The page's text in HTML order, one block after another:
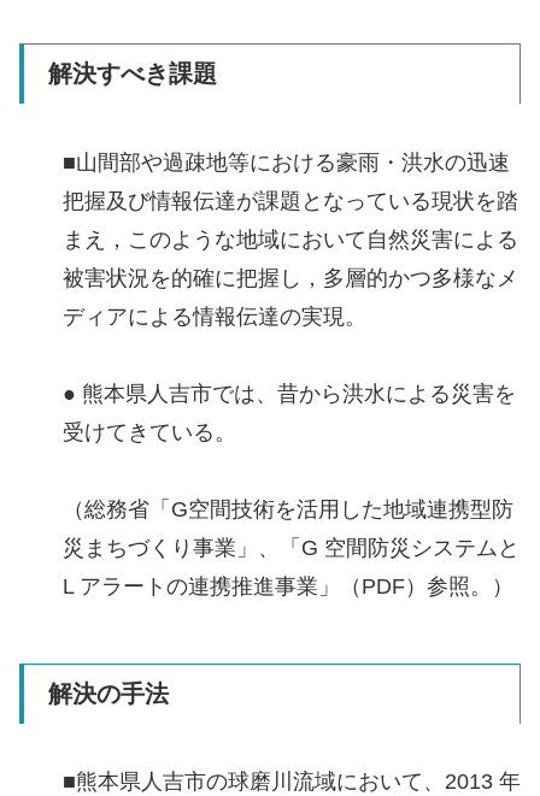
解決すべき課題
■山間部や過疎地等における豪雨・洪水の迅速
把握及び情報伝達が課題となっている現状を踏
まえ，このような地域において自然災害による
被害状況を的確に把握し，多層的かつ多様なメ
ディアによる情報伝達の実現。
● 熊本県人吉市では、昔から洪水による災害を
受けてきている。
（総務省「G空間技術を活用した地域連携型防
災まちづくり事業」、「G 空間防災システムと
L アラートの連携推進事業」（PDF）参照。）
解決の手法
■熊本県人吉市の球磨川流域において、2013 年